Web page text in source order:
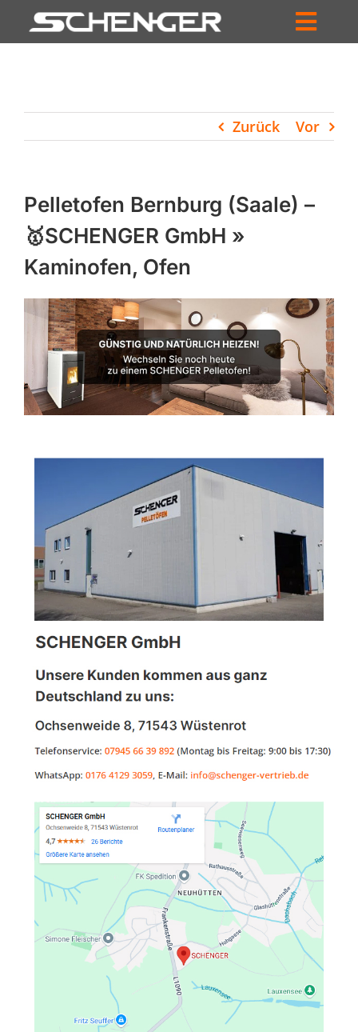
Inhalt
HÄNDLERSUCHE
UNTERNEHMEN
PROFIL
WARENKORB
PRODUCTS
SEARCH
Zurück Vor
Pelletofen Bernburg (Saale) –
🥇SCHENGER GmbH »
Kaminofen, Ofen